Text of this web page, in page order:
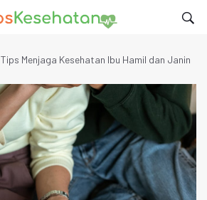
Tips Menjaga Kesehatan Ibu Hamil dan Janin